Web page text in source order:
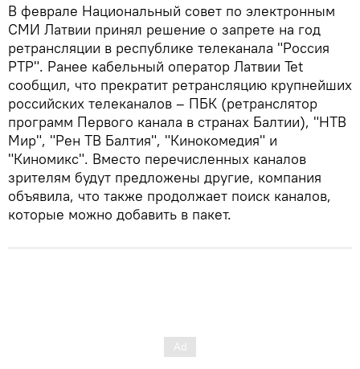
В феврале Национальный совет по электронным
СМИ Латвии принял решение о запрете на год
ретрансляции в республике телеканала "Россия
РТР". Ранее кабельный оператор Латвии Tet
сообщил, что прекратит ретрансляцию крупнейших
российских телеканалов – ПБК (ретранслятор
программ Первого канала в странах Балтии), "НТВ
Мир", "Рен ТВ Балтия", "Кинокомедия" и
"Киномикс". Вместо перечисленных каналов
зрителям будут предложены другие, компания
объявила, что также продолжает поиск каналов,
которые можно добавить в пакет.